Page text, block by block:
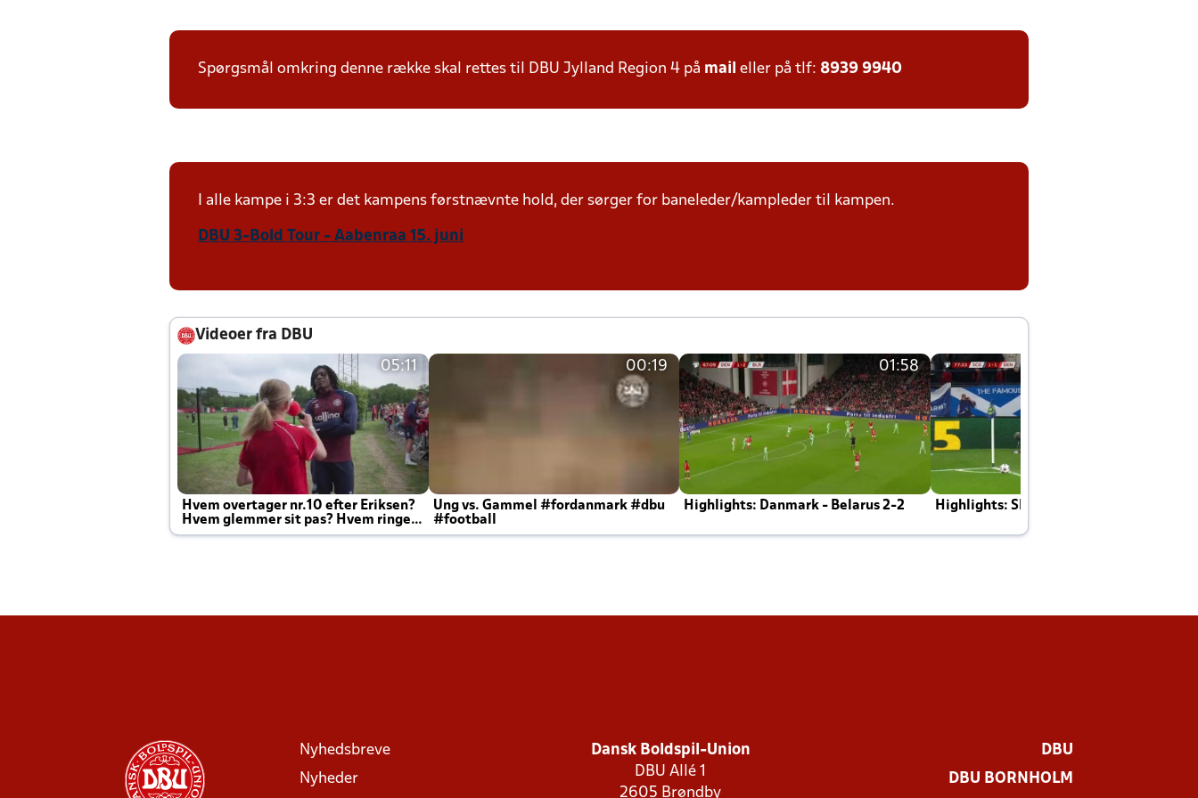
Spørgsmål omkring denne række skal rettes til DBU Jylland Region 4 på mail eller på tlf: 8939 9940
I alle kampe i 3:3 er det kampens førstnævnte hold, der sørger for baneleder/kampleder til kampen.
DBU 3-Bold Tour - Aabenraa 15. juni
Videoer fra DBU
05:11
Hvem overtager nr.10 efter Eriksen?
Hvem glemmer sit pas? Hvem ringer
Joachim altid til efter kampe?
00:19
Ung vs. Gammel #fordanmark #dbu
#football
01:58
Highlights: Danmark - Belarus 2-2 Highlights: Skotland - Danmark 4-2
Nyhedsbreve
Nyheder
Dansk Boldspil-Union
DBU Allé 1
2605 Brøndby
DBU
DBU BORNHOLM